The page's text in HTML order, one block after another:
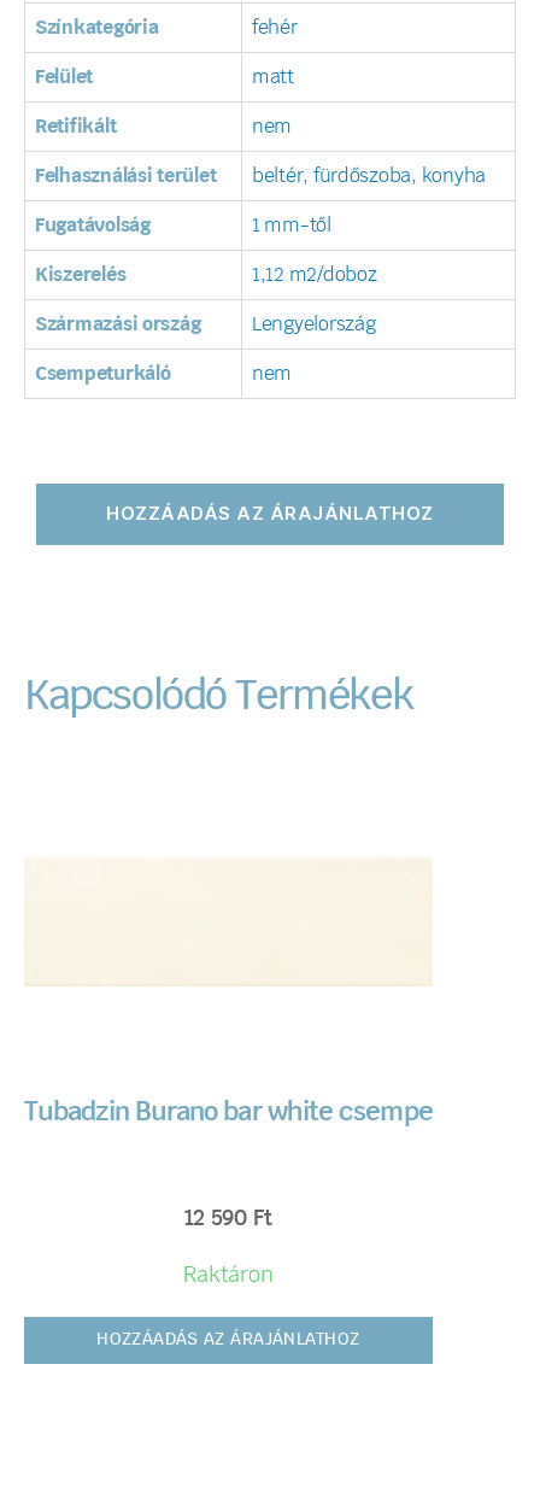
Színkategória fehér
Felület matt
Retifikált nem
Felhasználási terület beltér, fürdőszoba, konyha
Fugatávolság 1 mm-től
Kiszerelés 1,12 m2/doboz
Származási ország Lengyelország
Csempeturkáló nem
HOZZÁADÁS AZ ÁRAJÁNLATHOZ
Kapcsolódó Termékek
Tubadzin Burano bar white csempe
12 590 Ft
Raktáron
HOZZÁADÁS AZ ÁRAJÁNLATHOZ